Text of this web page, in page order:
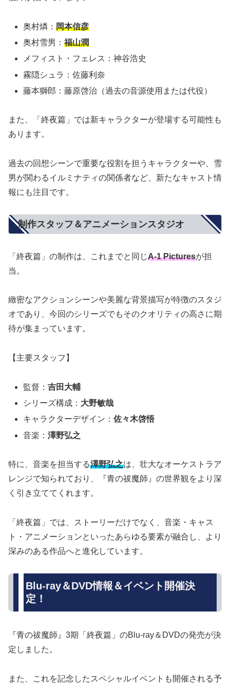
奥村燐：岡本信彦
奥村雪男：福山潤
メフィスト・フェレス：神谷浩史
霧隠シュラ：佐藤利奈
藤本獅郎：藤原啓治（過去の音源使用または代役）
また、「終夜篇」では新キャラクターが登場する可能性も
あります。
過去の回想シーンで重要な役割を担うキャラクターや、雪
男が関わるイルミナティの関係者など、新たなキャスト情
報にも注目です。
制作スタッフ＆アニメーションスタジオ
「終夜篇」の制作は、これまでと同じA-1 Picturesが担
当。
緻密なアクションシーンや美麗な背景描写が特徴のスタジ
オであり、今回のシリーズでもそのクオリティの高さに期
待が集まっています。
【主要スタッフ】
監督：吉田大輔
シリーズ構成： 大野敏哉
キャラクターデザイン：佐々木啓悟
音楽：澤野弘之
特に、音楽を担当する澤野弘之は、壮大なオーケストラア
レンジで知られており、『青の祓魔師』の世界観をより深
く引き立ててくれます。
「終夜篇」では、ストーリーだけでなく、音楽・キャス
ト・アニメーションといったあらゆる要素が融合し、より
深みのある作品へと進化しています。
Blu-ray＆DVD情報＆イベント開催決
定！
『青の祓魔師』3期「終夜篇」のBlu-ray＆DVDの発売が決
定しました。
また、これを記念したスペシャルイベントも開催される予